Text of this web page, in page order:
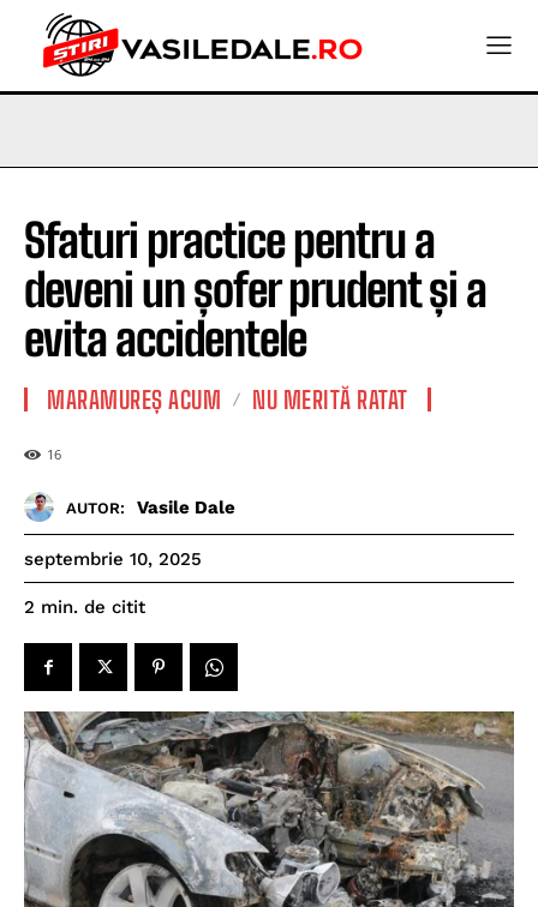
Sfaturi practice pentru a
deveni un șofer prudent și a
evita accidentele
MARAMUREȘ ACUM NU MERITĂ RATAT
16
AUTOR: Vasile Dale
septembrie 10, 2025
2 min. de citit